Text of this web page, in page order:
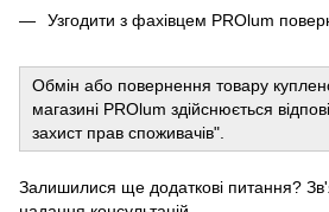
Узгодити з фахівцем PROlum
Обмін або повернення товару
магазині PROlum здійснюється
захист прав споживачів".
Залишилися ще додаткові питання?